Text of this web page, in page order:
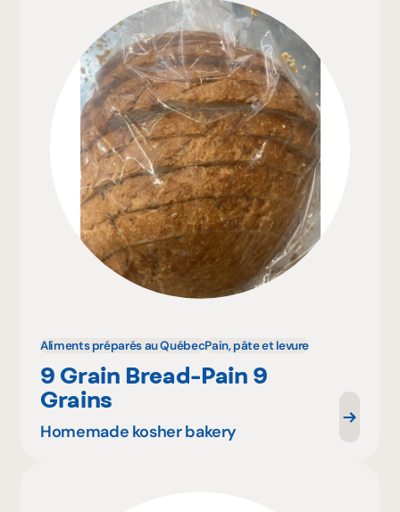
Aliments préparés au QuébecPain, pâte et levure
9 Grain Bread-Pain 9
Grains
Homemade kosher bakery